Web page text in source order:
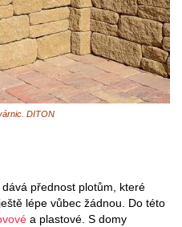
DITON
přednost plotům, které
lépe vůbec žádnou. Do této
a plastové. S domy